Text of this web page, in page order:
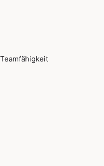
Teamfähigkeit